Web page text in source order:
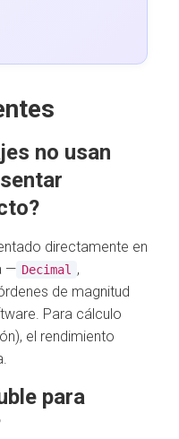
no usan
directamente en
— Decimal ,
de magnitud
Para cálculo
el rendimiento
para